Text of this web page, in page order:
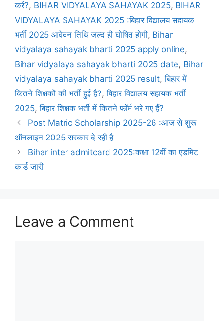
करें?, BIHAR VIDYALAYA SAHAYAK 2025, BIHAR
VIDYALAYA SAHAYAK 2025 :बिहार विद्यालय सहायक
भर्ती 2025 आवेदन तिथि जल्द ही घोषित होगी, Bihar
vidyalaya sahayak bharti 2025 apply online,
Bihar vidyalaya sahayak bharti 2025 date, Bihar
vidyalaya sahayak bharti 2025 result,बिहार में
कितने शिक्षकों की भर्ती हुई है?,बिहार विद्यालय सहायक भर्ती
2025,बिहार शिक्षक भर्ती में कितने फॉर्म भरे गए हैं?
Post Matric Scholarship 2025-26 :आज से शुरू
ऑनलाइन 2025 सरकार दे रही है
Bihar inter admitcard 2025:कक्षा 12वीं का एडमिट
कार्ड जारी
Leave a Comment